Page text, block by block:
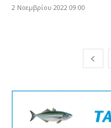
2 Νοεμβρίου 2022 09:00